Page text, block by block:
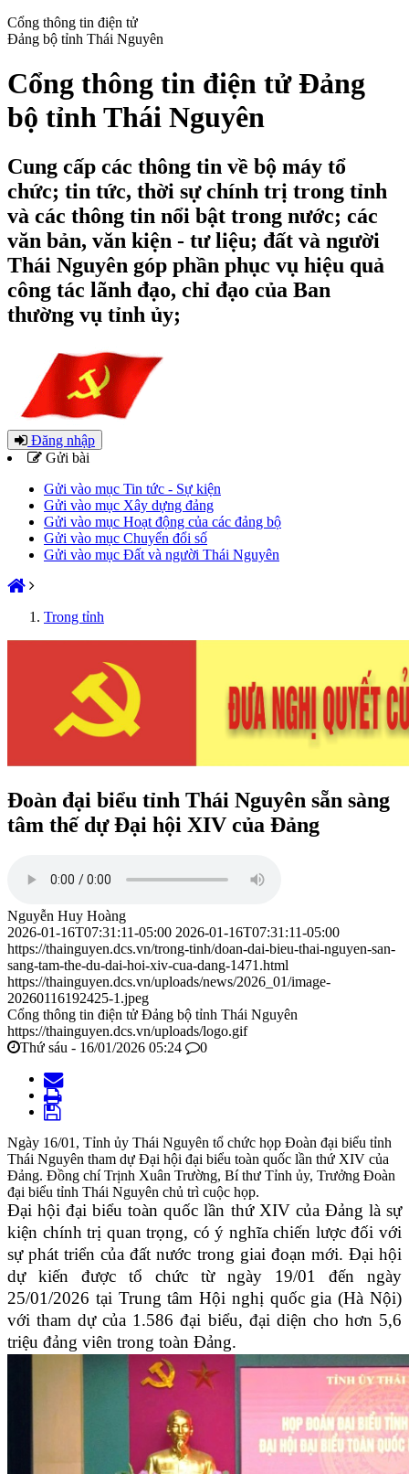
Cổng thông tin điện tử
Đảng bộ tỉnh Thái Nguyên
Cổng thông tin điện tử Đảng
bộ tỉnh Thái Nguyên
Cung cấp các thông tin về bộ máy tổ
chức; tin tức, thời sự chính trị trong tỉnh
và các thông tin nổi bật trong nước; các
văn bản, văn kiện - tư liệu; đất và người
Thái Nguyên góp phần phục vụ hiệu quả
công tác lãnh đạo, chỉ đạo của Ban
thường vụ tỉnh ủy;
Đăng nhập
Gửi bài
Gửi vào mục Tin tức - Sự kiện
Gửi vào mục Xây dựng đảng
Gửi vào mục Hoạt động của các đảng bộ
Gửi vào mục Chuyển đổi số
Gửi vào mục Đất và người Thái Nguyên
Trong tỉnh
Đoàn đại biểu tỉnh Thái Nguyên sẵn sàng
tâm thế dự Đại hội XIV của Đảng
Nguyễn Huy Hoàng
2026-01-16T07:31:11-05:00 2026-01-16T07:31:11-05:00
https://thainguyen.dcs.vn/trong-tinh/doan-dai-bieu-thai-nguyen-san-
sang-tam-the-du-dai-hoi-xiv-cua-dang-1471.html
https://thainguyen.dcs.vn/uploads/news/2026_01/image-
20260116192425-1.jpeg
Cổng thông tin điện tử Đảng bộ tỉnh Thái Nguyên
https://thainguyen.dcs.vn/uploads/logo.gif
Thứ sáu - 16/01/2026 05:24
0
Ngày 16/01, Tỉnh ủy Thái Nguyên tổ chức họp Đoàn đại biểu tỉnh
Thái Nguyên tham dự Đại hội đại biểu toàn quốc lần thứ XIV của
Đảng. Đồng chí Trịnh Xuân Trường, Bí thư Tỉnh ủy, Trưởng Đoàn
đại biểu tỉnh Thái Nguyên chủ trì cuộc họp.
Đại hội đại biểu toàn quốc lần thứ XIV của Đảng là sự
kiện chính trị quan trọng, có ý nghĩa chiến lược đối với
sự phát triển của đất nước trong giai đoạn mới. Đại hội
dự kiến ​​được tổ chức từ ngày 19/01 đến ngày
25/01/2026 tại Trung tâm Hội nghị quốc gia (Hà Nội)
với tham dự của 1.586 đại biểu, đại diện cho hơn 5,6
triệu đảng viên trong toàn Đảng.